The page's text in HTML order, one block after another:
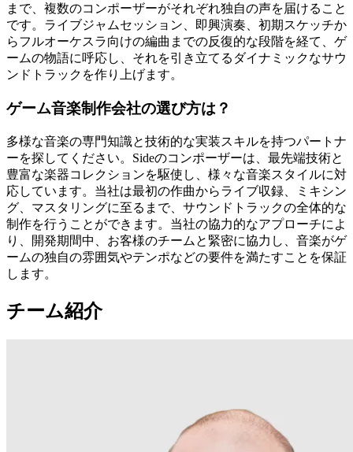
まで、複数のコンポーザーがそれぞれ独自の声を届けること
です。ライブジャムセッション、即興演奏、初期スケッチか
らフルオーケスラ向けの編曲までの反復的な段階を経て、ゲ
ームの物語に呼応し、それを引き立てるダイナミックなサウ
ンドトラックを作り上げます。
ゲーム音楽制作会社の選び方は？
多様な音楽の専門知識と技術的な実装スキルを持つパートナ
ーを探してください。Sideのコンポーザーは、最先端技術と
豊富な楽器コレクションを駆使し、様々な音楽スタイルに対
応しています。当社は最初の作曲からライブ収録、ミキシン
グ、マスタリングに至るまで、サウンドトラックの全体的な
制作を行うことができます。当社の協力的なアプローチによ
り、開発期間中、お客様のチームと緊密に協力し、音楽がゲ
ームの独自の雰囲気やテンポなどの要件を満たすことを保証
します。
チーム紹介